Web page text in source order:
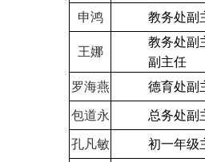
申鸿
教务处副
王娜
教务处副
副主任
罗海燕
德育处副
包道永 总务处副
孔凡敏 初一年级